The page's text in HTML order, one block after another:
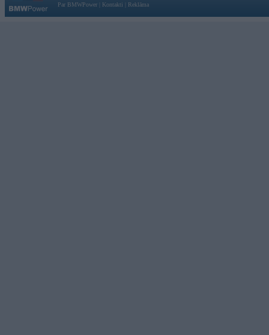
Par BMWPower
Kontakti Reklāma